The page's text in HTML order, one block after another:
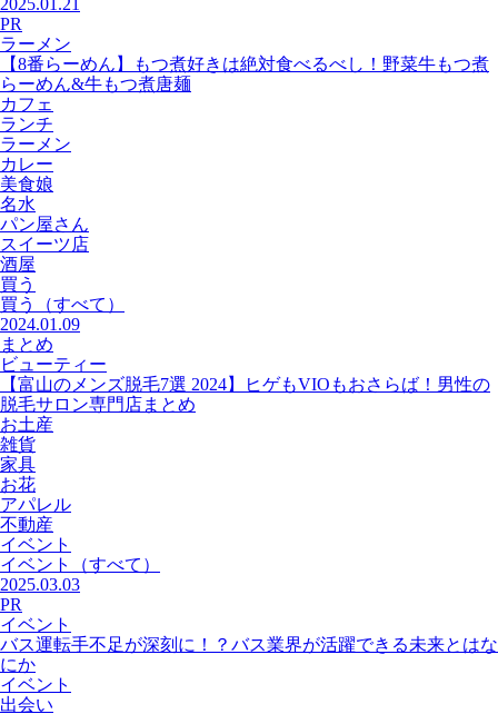
2025.01.21
PR
ラーメン
【8番らーめん】もつ煮好きは絶対食べるべし！野菜牛もつ煮
らーめん&牛もつ煮唐麺
カフェ
ランチ
ラーメン
カレー
美食娘
名水
パン屋さん
スイーツ店
酒屋
買う
買う
（すべて）
2024.01.09
まとめ
ビューティー
【富山のメンズ脱毛7選 2024】ヒゲもVIOもおさらば！男性の
脱毛サロン専門店まとめ
お土産
雑貨
家具
お花
アパレル
不動産
イベント
イベント
（すべて）
2025.03.03
PR
イベント
バス運転手不足が深刻に！？バス業界が活躍できる未来とはな
にか
イベント
出会い